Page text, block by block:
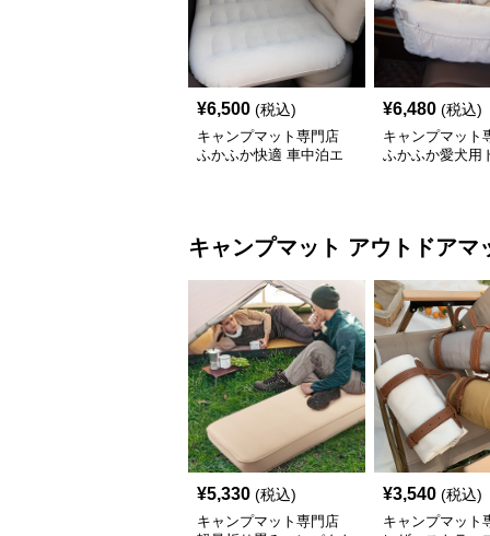
¥6,500 (税込)
キャンプマット専門店
ふかふか快適 車中泊エ
¥6,480 (税込)
キャンプマット
ふかふか愛犬用
キャンプマット アウトドアマ
¥5,330 (税込)
キャンプマット専門店
¥3,540 (税込)
キャンプマット